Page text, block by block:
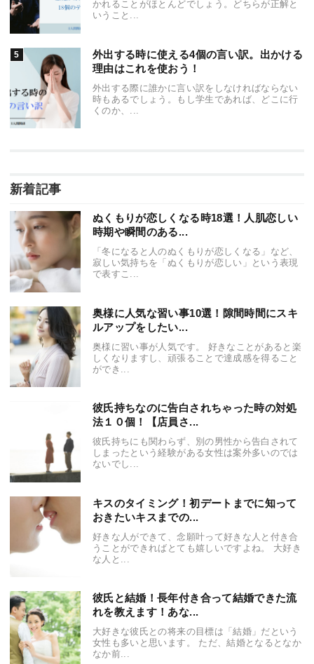
かれることがほとんどでしょう。どちらが正解と
いうこと...
外出する時に使える4個の言い訳。出かける
理由はこれを使おう！
外出する際に誰かに言い訳をしなければならない
時もあるでしょう。もし学生であれば、どこに行
くのか、...
新着記事
ぬくもりが恋しくなる時18選！人肌恋しい
時期や瞬間のある...
「冬になると人のぬくもりが恋しくなる」など、
寂しい気持ちを「ぬくもりが恋しい」という表現
で表すこ...
奥様に人気な習い事10選！隙間時間にスキ
ルアップをしたい...
奥様に習い事が人気です。 好きなことがあると楽
しくなりますし、頑張ることで達成感を得ること
ができ...
彼氏持ちなのに告白されちゃった時の対処
法１０個！【店員さ...
彼氏持ちにも関わらず、別の男性から告白されて
しまったという経験がある女性は案外多いのでは
ないでし...
キスのタイミング！初デートまでに知って
おきたいキスまでの...
好きな人ができて、念願叶って好きな人と付き合
うことができればとても嬉しいですよね。 大好き
な人と...
彼氏と結婚！長年付き合って結婚できた流
れを教えます！あな...
大好きな彼氏との将来の目標は「結婚」だという
女性も多いと思います。 ただ、結婚となるとなか
なか前...